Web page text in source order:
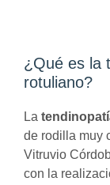
¿Qué es la
rotuliano?
La
de rodilla muy
Vitruvio
con la